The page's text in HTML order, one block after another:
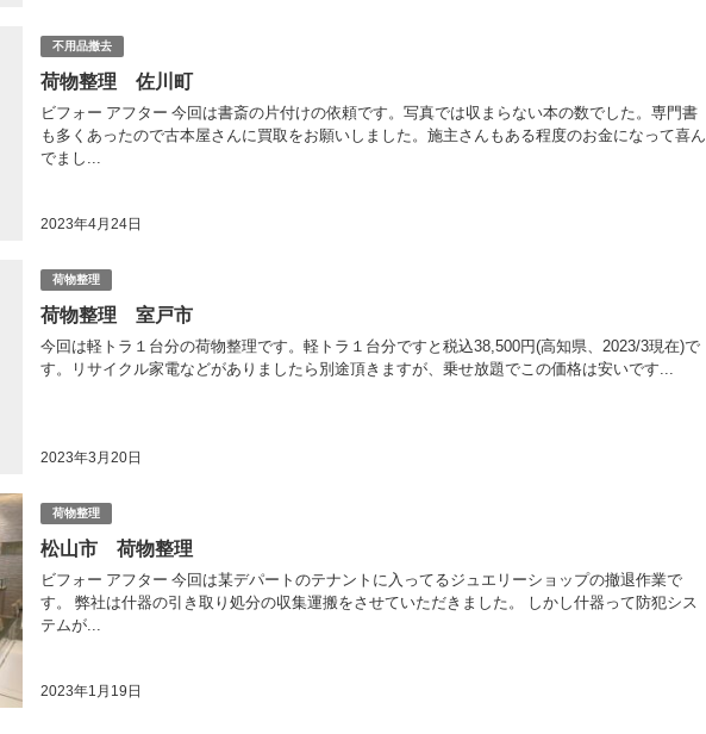
不用品撤去
荷物整理 佐川町
2023年4月24日
ビフォー アフター 今回は書斎の片付けの依頼です。写真では収まらない本の数でした。専門書
も多くあったので古本屋さんに買取をお願いしました。施主さんもある程度のお金になって喜ん
でまし...
荷物整理
荷物整理 室戸市
2023年3月20日
今回は軽トラ１台分の荷物整理です。軽トラ１台分ですと税込38,500円(高知県、2023/3現在)で
す。リサイクル家電などがありましたら別途頂きますが、乗せ放題でこの価格は安いです...
荷物整理
松山市 荷物整理
2023年1月19日
ビフォー アフター 今回は某デパートのテナントに入ってるジュエリーショップの撤退作業で
す。 弊社は什器の引き取り処分の収集運搬をさせていただきました。 しかし什器って防犯シス
テムが...